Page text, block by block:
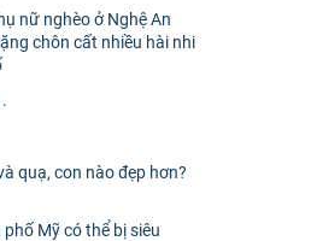
nữ nghèo ở Nghệ An
chôn cất nhiều hài nhi
quạ, con nào đẹp hơn?
phố Mỹ có thể bị siêu